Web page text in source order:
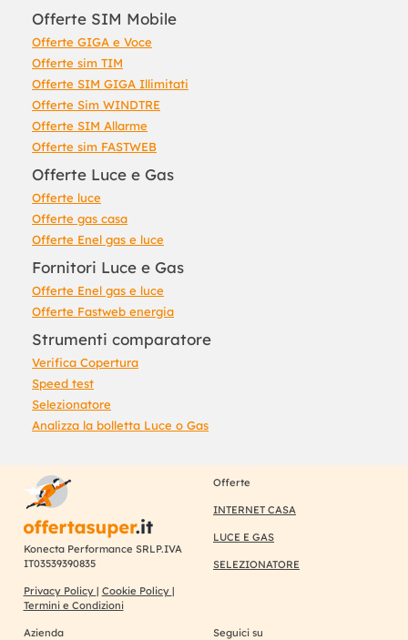
Offerte SIM Mobile
Offerte GIGA e Voce
Offerte sim TIM
Offerte SIM GIGA Illimitati
Offerte Sim WINDTRE
Offerte SIM Allarme
Offerte sim FASTWEB
Offerte Luce e Gas
Offerte luce
Offerte gas casa
Offerte Enel gas e luce
Fornitori Luce e Gas
Offerte Enel gas e luce
Offerte Fastweb energia
Strumenti comparatore
Verifica Copertura
Speed test
Selezionatore
Analizza la bolletta Luce o Gas
Konecta Performance SRLP.IVA
IT03539390835
Privacy Policy | Cookie Policy |
Termini e Condizioni
Offerte
INTERNET CASA
LUCE E GAS
SELEZIONATORE
Azienda Seguici su